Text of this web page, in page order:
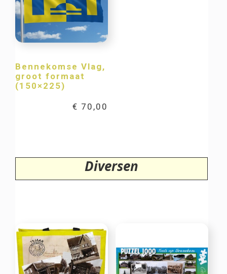
Bennekomse Vlag,
groot formaat
(150×225)
€ 70,00
Diversen